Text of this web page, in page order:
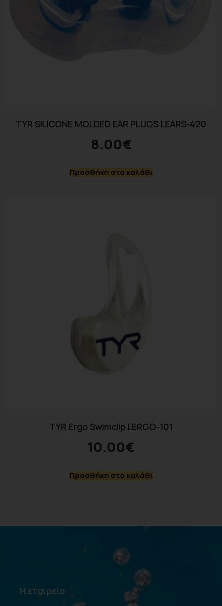
TYR SILICONE MOLDED EAR PLUGS LEARS-420
8.00€
Προσθήκη στο καλάθι
TYR Ergo Swimclip LERGO-101
10.00€
Προσθήκη στο καλάθι
Η εταιρεία